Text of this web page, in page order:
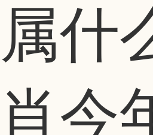
属什
肖今